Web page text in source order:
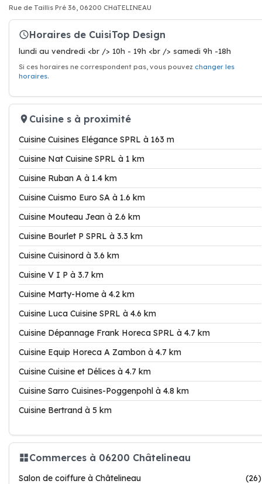
Rue de Taillis Pré 36, 06200 CHâTELINEAU
Horaires de CuisiTop Design
lundi au vendredi <br /> 10h - 19h <br /> samedi 9h -18h
Si ces horaires ne correspondent pas, vous pouvez changer les
horaires.
Cuisine s à proximité
Cuisine Cuisines Elégance SPRL à 163 m
Cuisine Nat Cuisine SPRL à 1 km
Cuisine Ruban A à 1.4 km
Cuisine Cuismo Euro SA à 1.6 km
Cuisine Mouteau Jean à 2.6 km
Cuisine Bourlet P SPRL à 3.3 km
Cuisine Cuisinord à 3.6 km
Cuisine V I P à 3.7 km
Cuisine Marty-Home à 4.2 km
Cuisine Luca Cuisine SPRL à 4.6 km
Cuisine Dépannage Frank Horeca SPRL à 4.7 km
Cuisine Equip Horeca A Zambon à 4.7 km
Cuisine Cuisine et Délices à 4.7 km
Cuisine Sarro Cuisines-Poggenpohl à 4.8 km
Cuisine Bertrand à 5 km
Commerces à 06200 Châtelineau
Salon de coiffure à Châtelineau
(26)